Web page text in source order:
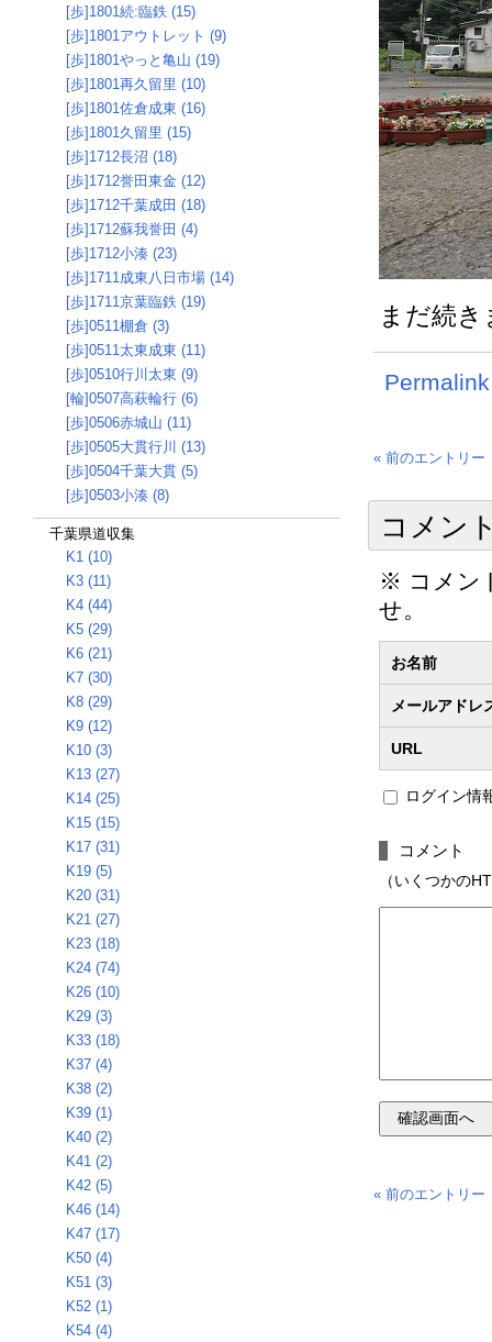
まだ続き
Permalink
« 前のエントリー
コメン
※ コメン
せ。
お名前
メールアドレ
URL
ログイン情
コメント
（いくつかの
« 前のエントリー
[歩]1801続:臨鉄 (15)
[歩]1801アウトレット (9)
[歩]1801やっと亀山 (19)
[歩]1801再久留里 (10)
[歩]1801佐倉成東 (16)
[歩]1801久留里 (15)
[歩]1712長沼 (18)
[歩]1712誉田東金 (12)
[歩]1712千葉成田 (18)
[歩]1712蘇我誉田 (4)
[歩]1712小湊 (23)
[歩]1711成東八日市場 (14)
[歩]1711京葉臨鉄 (19)
[歩]0511棚倉 (3)
[歩]0511太東成東 (11)
[歩]0510行川太東 (9)
[輪]0507高萩輪行 (6)
[歩]0506赤城山 (11)
[歩]0505大貫行川 (13)
[歩]0504千葉大貫 (5)
[歩]0503小湊 (8)
千葉県道収集
K1 (10)
K3 (11)
K4 (44)
K5 (29)
K6 (21)
K7 (30)
K8 (29)
K9 (12)
K10 (3)
K13 (27)
K14 (25)
K15 (15)
K17 (31)
K19 (5)
K20 (31)
K21 (27)
K23 (18)
K24 (74)
K26 (10)
K29 (3)
K33 (18)
K37 (4)
K38 (2)
K39 (1)
K40 (2)
K41 (2)
K42 (5)
K46 (14)
K47 (17)
K50 (4)
K51 (3)
K52 (1)
K54 (4)